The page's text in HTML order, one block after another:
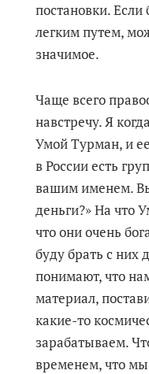
постановки. Если
легким путем,
значимое.
Чаще всего
навстречу. Я
Умой Турман, и
в России есть
вашим именем.
деньги?» На что
что они очень
буду брать с них
понимают, что
материал,
какие-то
зарабатываем.
временем, что